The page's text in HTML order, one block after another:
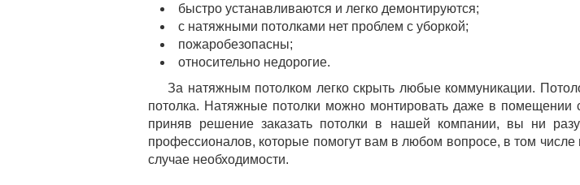
быстро устанавливаются и легко демонтируются;
с натяжными потолками нет проблем с уборкой;
пожаробезопасны;
относительно недорогие.
За натяжным потолком легко скрыть любые коммуникации.
потолка. Натяжные потолки можно монтировать даже в
приняв решение заказать потолки в нашей компании, вы ни
профессионалов, которые помогут вам в любом вопросе, в том
случае необходимости.